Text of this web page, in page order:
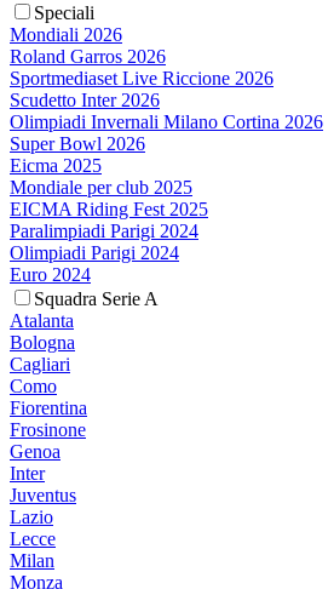
Speciali
Mondiali 2026
Roland Garros 2026
Sportmediaset Live Riccione 2026
Scudetto Inter 2026
Olimpiadi Invernali Milano Cortina 2026
Super Bowl 2026
Eicma 2025
Mondiale per club 2025
EICMA Riding Fest 2025
Paralimpiadi Parigi 2024
Olimpiadi Parigi 2024
Euro 2024
Squadra Serie A
Atalanta
Bologna
Cagliari
Como
Fiorentina
Frosinone
Genoa
Inter
Juventus
Lazio
Lecce
Milan
Monza